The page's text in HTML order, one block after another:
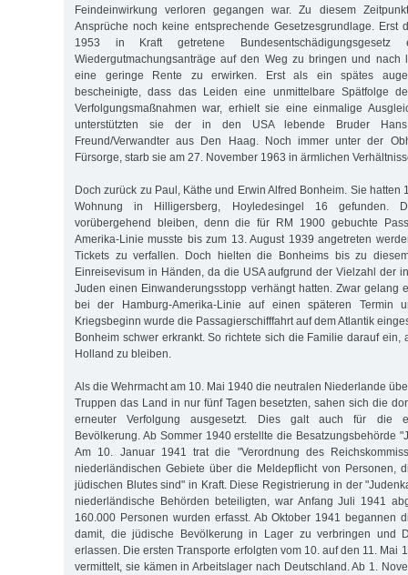
Feindeinwirkung verloren gegangen war. Zu diesem
Ansprüche noch keine entsprechende Gesetzesgrundlage. Erst
1953 in Kraft getretene
Wiedergutmachungsanträge auf den Weg zu bringen und nach
eine geringe Rente zu erwirken. Erst als ein spätes
bescheinigte, dass das Leiden eine unmittelbare Spätfolge
Verfolgungsmaßnahmen war, erhielt sie eine einmalige
unterstützten sie der in den USA lebende Bruder
Freund/Verwandter aus Den Haag. Noch immer unter der
Fürsorge, starb sie am 27. November 1963 in ärmlichen
Doch zurück zu Paul, Käthe und Erwin Alfred Bonheim. Sie hatten
Wohnung in Hilligersberg, Hoyledesingel 16 gefunden.
vorübergehend bleiben, denn die für RM 1900 gebuchte
Amerika-Linie musste bis zum 13. August 1939 angetreten
Tickets zu verfallen. Doch hielten die Bonheims bis zu
Einreisevisum in Händen, da die USA aufgrund der Vielzahl der
Juden einen Einwanderungsstopp verhängt hatten. Zwar gelang
bei der Hamburg-Amerika-Linie auf einen späteren Termin
Kriegsbeginn wurde die Passagierschifffahrt auf dem Atlantik
Bonheim schwer erkrankt. So richtete sich die Familie darauf ein,
Holland zu bleiben.
Als die Wehrmacht am 10. Mai 1940 die neutralen Niederlande
Truppen das Land in nur fünf Tagen besetzten, sahen sich die
erneuter Verfolgung ausgesetzt. Dies galt auch für die
Bevölkerung. Ab Sommer 1940 erstellte die Besatzungsbehörde
Am 10. Januar 1941 trat die "Verordnung des
niederländischen Gebiete über die Meldepflicht von Personen,
jüdischen Blutes sind" in Kraft. Diese Registrierung in der
niederländische Behörden beteiligten, war Anfang Juli 1941
160.000 Personen wurden erfasst. Ab Oktober 1941 begannen
damit, die jüdische Bevölkerung in Lager zu verbringen und
erlassen. Die ersten Transporte erfolgten vom 10. auf den 11. Mai
vermittelt, sie kämen in Arbeitslager nach Deutschland. Ab 1.